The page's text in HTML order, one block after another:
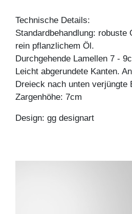
Technische Details:
Standardbehandlung: robuste
rein pflanzlichem Öl.
Durchgehende Lamellen 7 -
Leicht abgerundete Kanten.
Dreieck nach unten verjüngte
Zargenhöhe: 7cm
Design: gg designart